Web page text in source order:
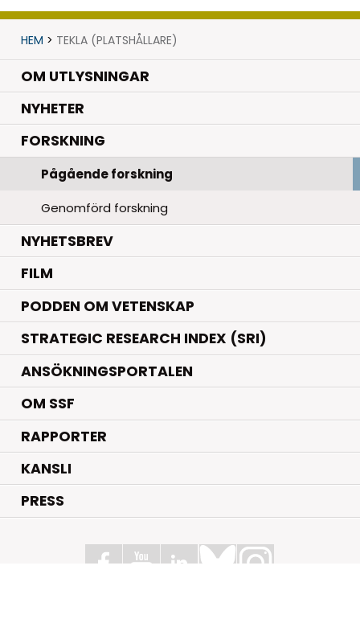
HEM > TEKLA (PLATSHÅLLARE)
OM UTLYSNINGAR
NYHETER.
FORSKNING.
Pågående forskning
Genomförd forskning
NYHETSBREV
FILM
PODDEN OM VETENSKAP
STRATEGIC RESEARCH INDEX (SRI)
ANSÖKNINGSPORTALEN
OM SSF
RAPPORTER
KANSLI
PRESS